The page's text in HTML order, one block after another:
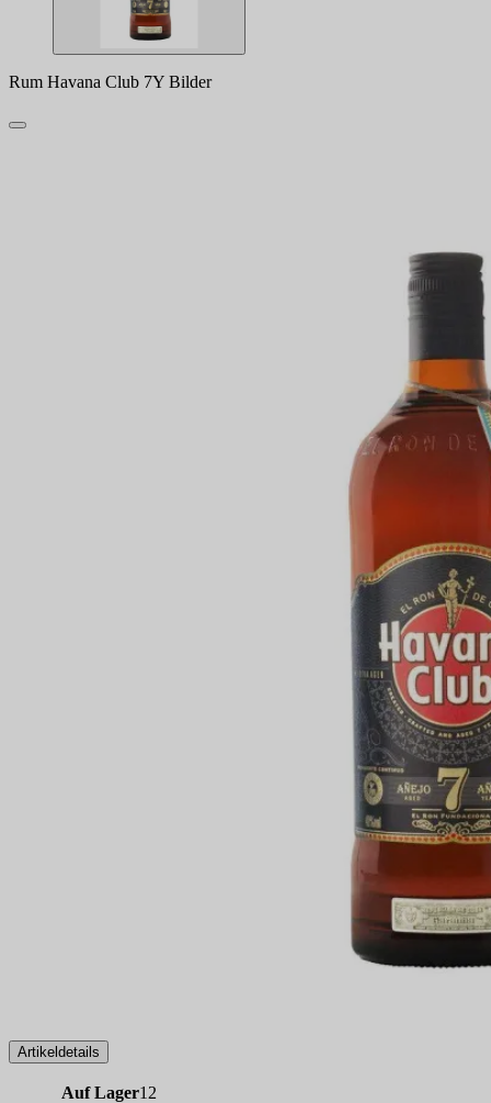
Rum Havana Club 7Y Bilder
Artikeldetails
Auf Lager12